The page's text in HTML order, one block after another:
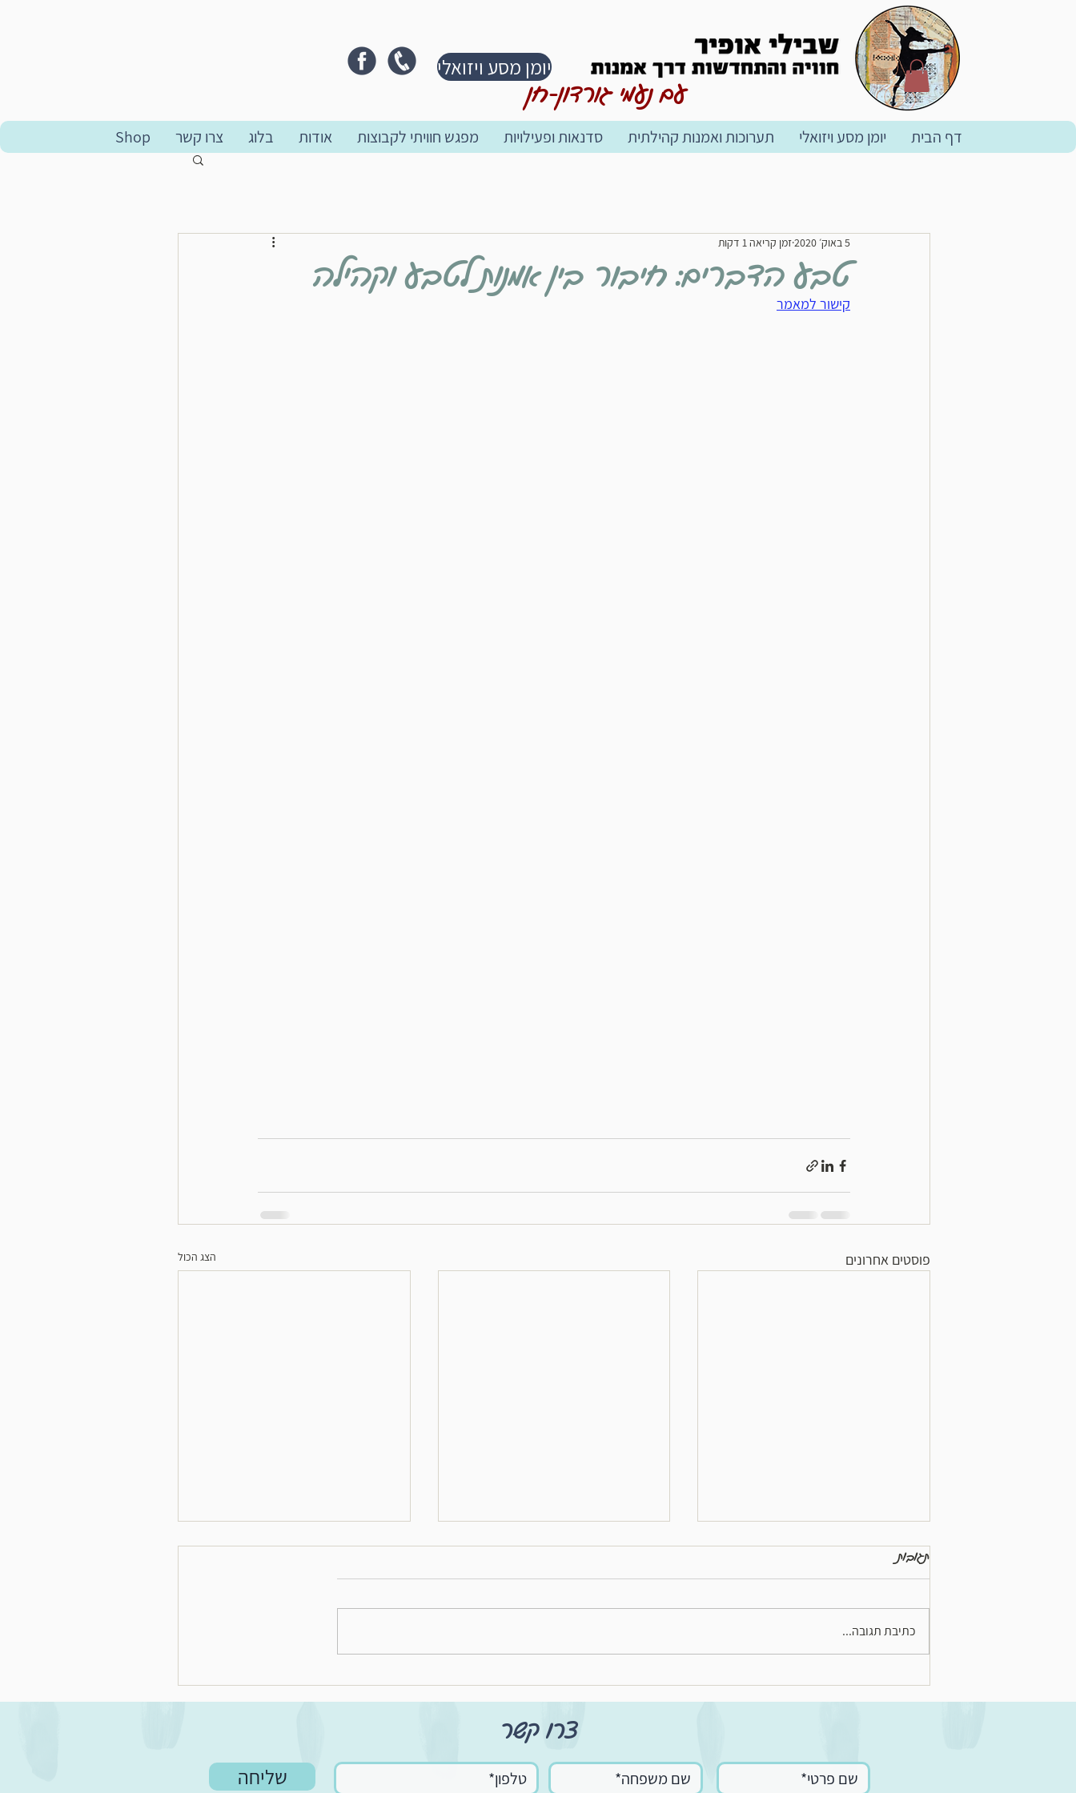
יומן מסע ויזואלי
עם נעמי גורדון-חן
דף הבית יומן מסע ויזואלי תערוכות ואמנות קהילתית סדנאות ופעילויות מפגש חוויתי לקבוצות אודות בלוג צרו קשר Shop
טבע הדברים: חיבור בין אמנות לטבע וקהילה
5 באוק׳ 2020 זמן קריאה 1 דקות
קישור למאמר
פוסטים אחרונים הצג הכול
מחושך לאור - כתבה בערוץ 7
תגובות
כתיבת תגובה...
צרו קשר
שליחה